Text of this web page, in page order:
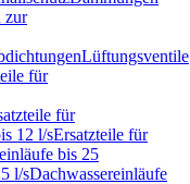
zur
Lüftungsventile
für
für
12 l/sErsatzteile für
bis 25
l/sDachwassereinläufe